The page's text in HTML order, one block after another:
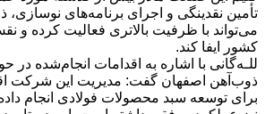
تأمین نقدینگی و اجرای برنامه‌های
می‌تواند با ظرفیت بالاتری فعالیت کرده و
کشور ایفا کند.
للـه‌گانی با اشاره به اقدامات انجام‌شده
ذوب‌آهن اصفهان گفت: مدیریت این شرکت
برای توسعه سبد محصولات فولادی انجام داده